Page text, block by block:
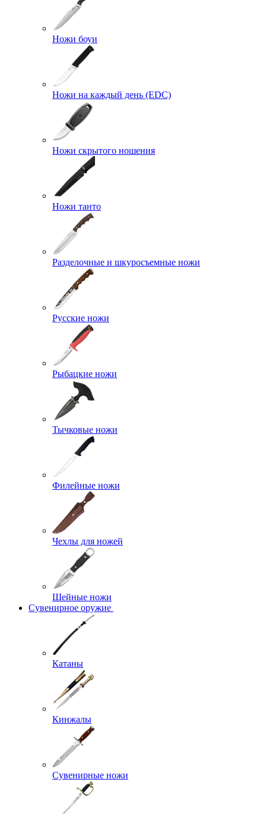
Ножи боуи
Ножи на каждый день (EDC)
Ножи скрытого ношения
Ножи танто
Разделочные и шкуросъемные ножи
Русские ножи
Рыбацкие ножи
Тычковые ножи
Филейные ножи
Чехлы для ножей
Шейные ножи
Сувенирное оружие
Катаны
Кинжалы
Сувенирные ножи